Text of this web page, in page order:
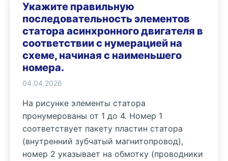
Укажите правильную
последовательность элементов
статора асинхронного двигателя в
соответствии с нумерацией на
схеме, начиная с наименьшего
номера.
04.04.2026
На рисунке элементы статора
пронумерованы от 1 до 4. Номер 1
соответствует пакету пластин статора
(внутренний зубчатый магнитопровод),
номер 2 указывает на обмотку (проводники